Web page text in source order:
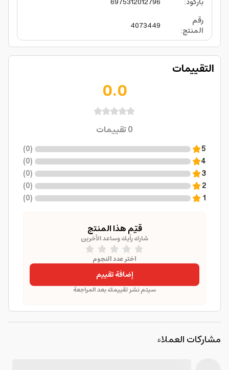
رقم
المنتج:
4073449
التقييمات
0.0
0تقييمات
5
(
0
)
4
(
0
)
3
(
0
)
2
(
0
)
1
(
0
)
قيّم هذا المنتج
شارك رأيك وساعد الآخرين
اختر عدد النجوم
إضافة تقييم
سيتم نشر تقييمك بعد المراجعة
مشاركات العملاء